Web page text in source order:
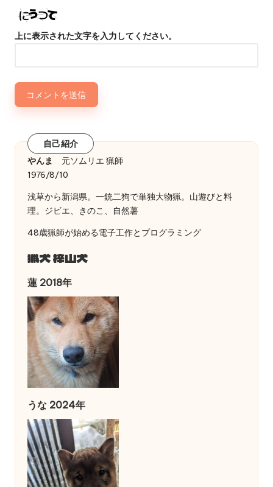
上に表示された文字を入力してください。
自己紹介
やんま
元ソムリエ 猟師
1976/8/10
浅草から新潟県。一銃二狗で単独大物猟。山遊びと料
理。ジビエ、きのこ、自然薯
48歳猟師が始める電子工作とプログラミング
猟犬 梓山犬
蓮 2018年
うな 2024年